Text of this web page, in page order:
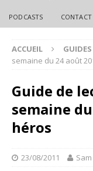
PODCASTS CONTACT
ACCUEIL
semaine du 24 août
Guide de
semaine
héros
23/08/2011 Sam